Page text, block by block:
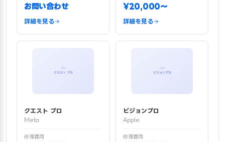
お問い合わせ
詳細を見る
¥20,000〜
詳細を見る
クエスト プロ
Meta
修理費用
ビジョンプロ
Apple
修理費用